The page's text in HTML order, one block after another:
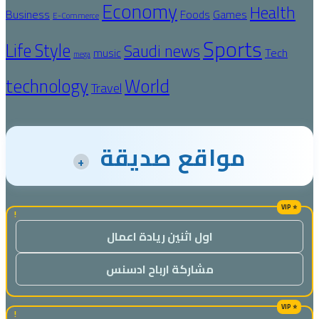
BusinessE-CommerceEconomyFoodsGamesHealth
Life Style mega musicSaudi newsSportsTech
technologyTravelWorld
مواقع صديقة +
!
اول اثنين ريادة اعمال
مشاركة ارباح ادسنس
!